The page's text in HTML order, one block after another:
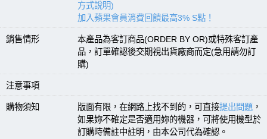
方式說明)
加入蘋果會員消費回饋最高3% S點！
銷售情形
本產品為客訂商品(ORDER BY OR)或特殊客訂產
品，訂單確認後交期視出貨廠商而定(急用請勿訂
購)
注意事項
購物須知 版面有限，在網路上找不到的，可直接提出問題 ，
如果妳不確定是否適用妳的機器，可將使用機型於
訂購時備註中註明，由本公司代為確認。